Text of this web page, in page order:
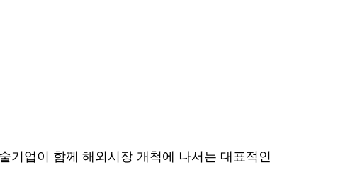
기업이 함께 해외시장 개척에 나서는 대표적인